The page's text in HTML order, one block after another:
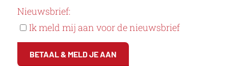
Nieuwsbrief:
Ik meld mij aan voor de nieuwsbrief
BETAAL & MELD JE AAN